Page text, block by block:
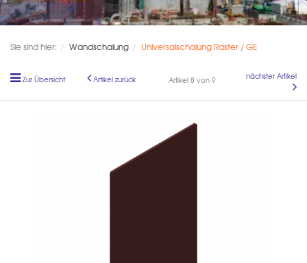
Sie sind hier: Wandschalung Universalschalung Raster / GE
Zur Übersicht Artikel zurück Artikel 8 von 9 nächster Artikel